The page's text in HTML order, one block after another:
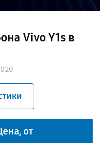
Vivo Y1s в
от